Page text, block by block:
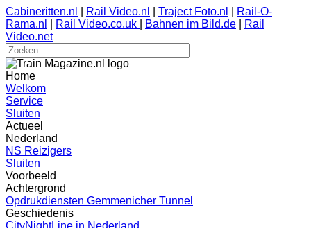
Cabineritten.nl Rail Video.nl Traject Foto.nl
Rail-O-
Rama.nl
Rail Video.co.uk Bahnen im Bild.de
Rail
Video.net
Home
Welkom
Service
Sluiten
Actueel
Nederland
NS Reizigers
Sluiten
Voorbeeld
Achtergrond
Opdrukdiensten Gemmenicher Tunnel
Geschiedenis
CityNightLine in Nederland